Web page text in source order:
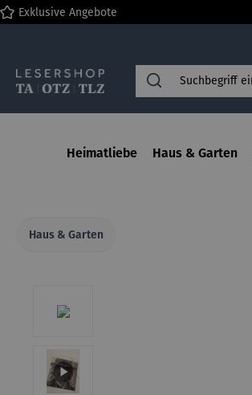
Zur Hauptnavigation springen
Exklusive Angebote
Heimatliebe Haus & Garten
Haus & Garten